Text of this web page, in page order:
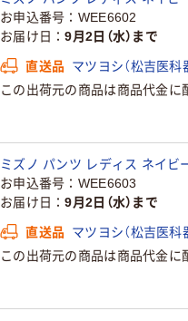
お申込番号
WEE6602
お届け日
9月2日（水）まで
直送品
マツヨシ（松吉医科
この出荷元の商品は商品代金に
ミズノ パンツ レディス ネイビ
お申込番号
WEE6603
お届け日
9月2日（水）まで
直送品
マツヨシ（松吉医科
この出荷元の商品は商品代金に